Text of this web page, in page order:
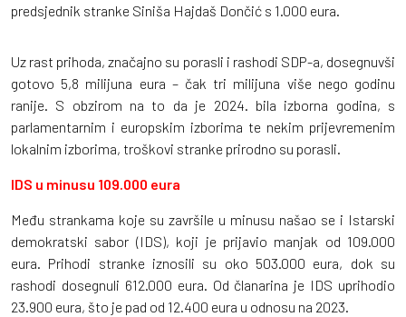
predsjednik stranke Siniša Hajdaš Dončić s 1.000 eura.
Uz rast prihoda, značajno su porasli i rashodi SDP-a, dosegnuvši
gotovo 5,8 milijuna eura – čak tri milijuna više nego godinu
ranije. S obzirom na to da je 2024. bila izborna godina, s
parlamentarnim i europskim izborima te nekim prijevremenim
lokalnim izborima, troškovi stranke prirodno su porasli.
IDS u minusu 109.000 eura
Među strankama koje su završile u minusu našao se i Istarski
demokratski sabor (IDS), koji je prijavio manjak od 109.000
eura. Prihodi stranke iznosili su oko 503.000 eura, dok su
rashodi dosegnuli 612.000 eura. Od članarina je IDS uprihodio
23.900 eura, što je pad od 12.400 eura u odnosu na 2023.